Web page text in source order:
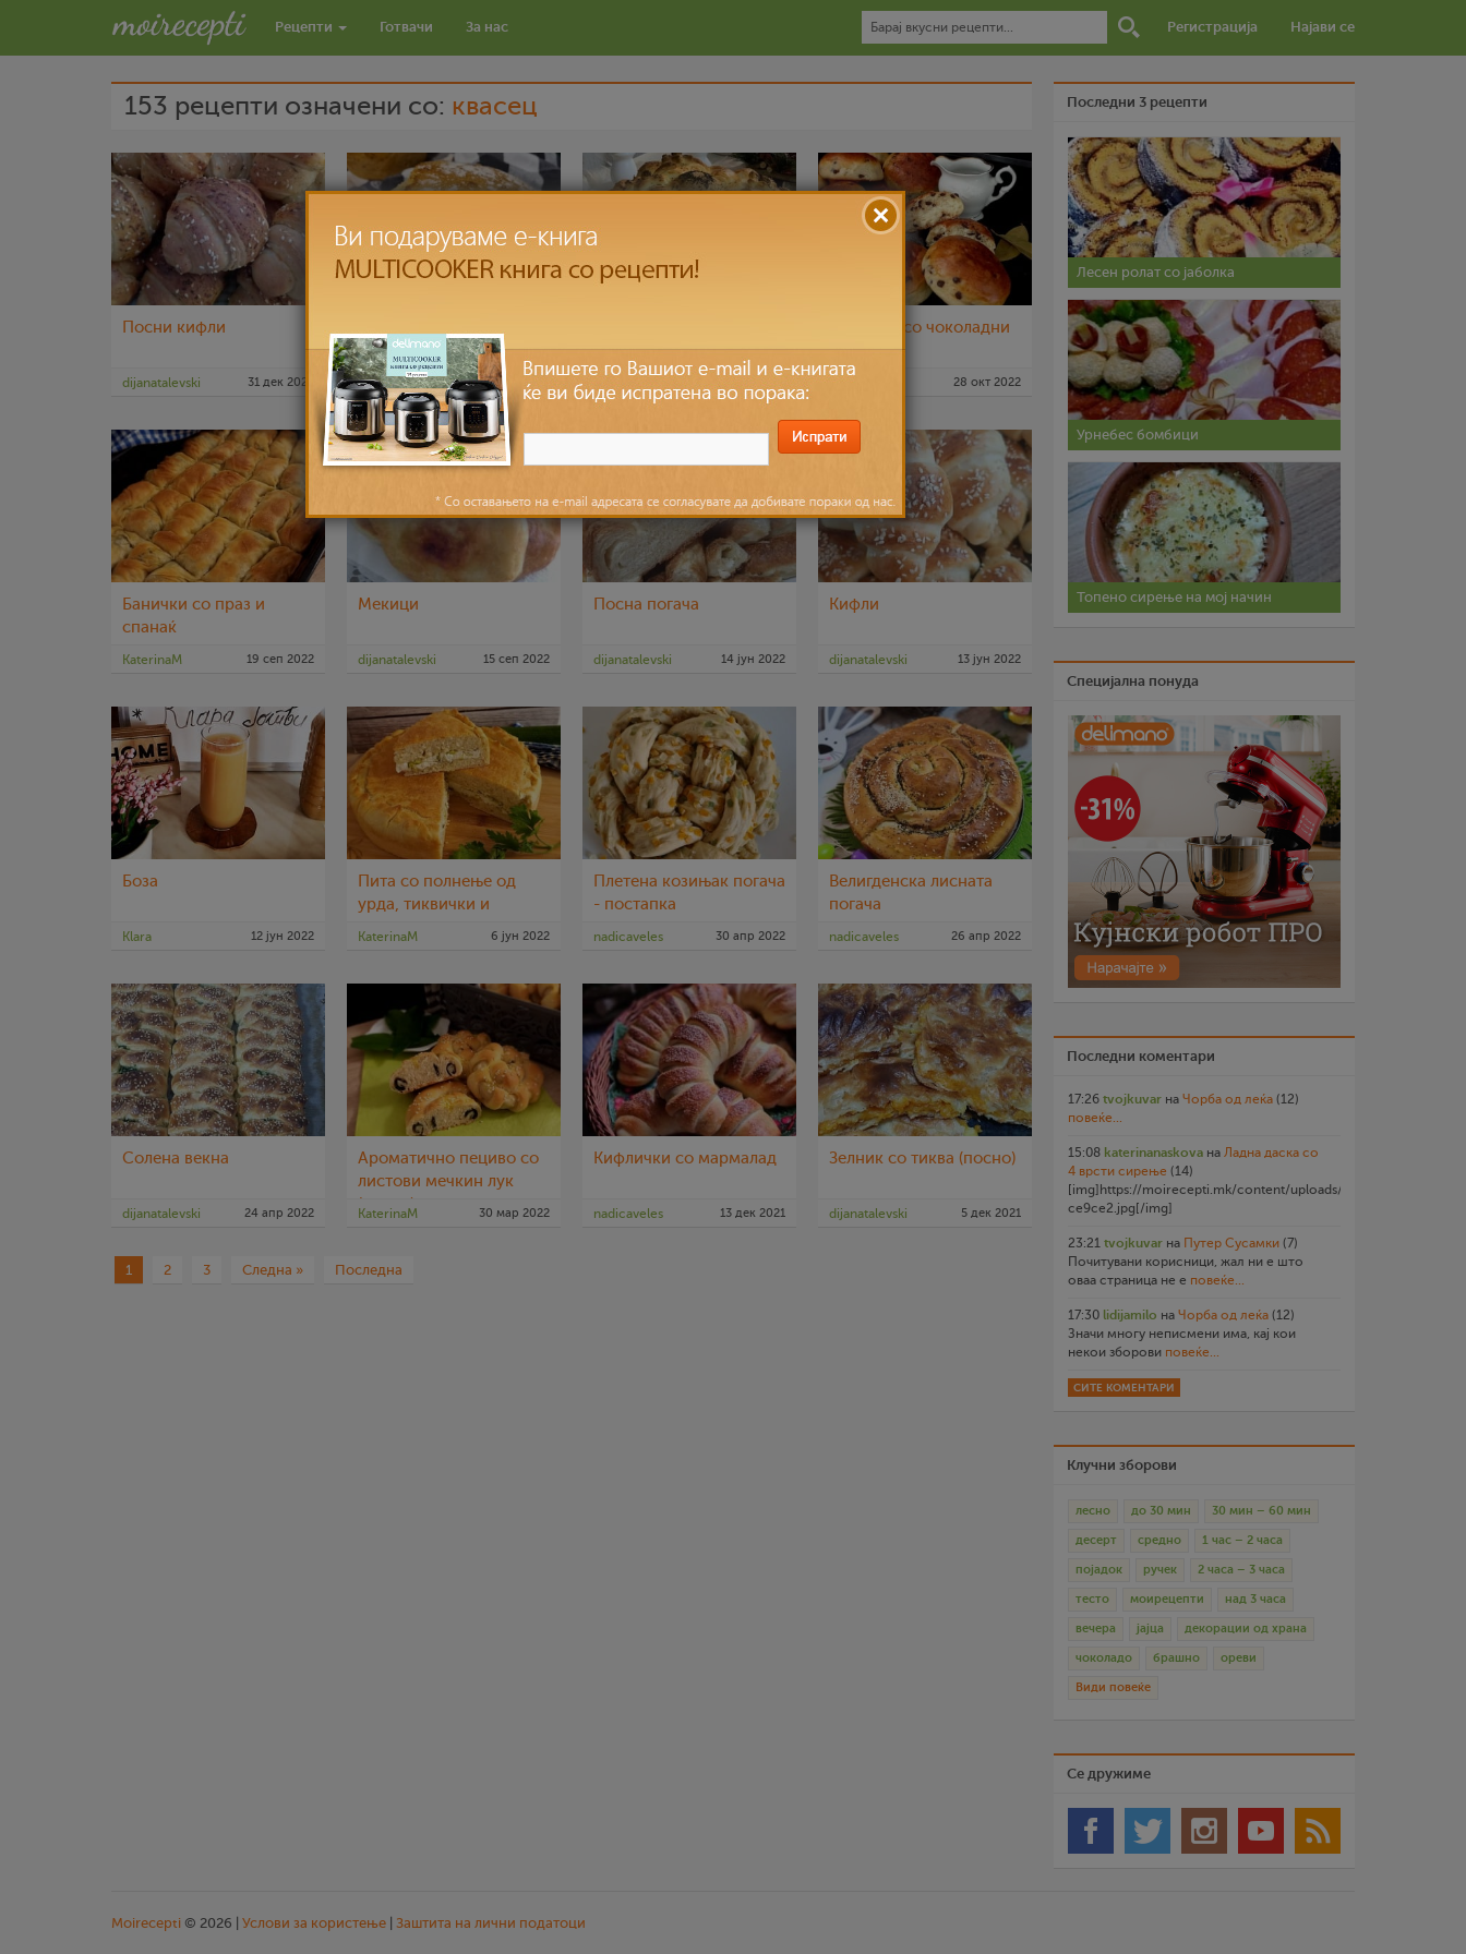
Рецепти Готвачи За нас Регистрација Најави се
153 рецепти означени со: квасец
Посни кифли
dijanatalevski 31 дек 2022
семки
nadicaveles 26 дек 2022 nadicaveles 25 ное 2022
Лепчиња со чоколадни
капки
28 окт 2022
Банички со праз и
спанаќ
KaterinaM 19 сеп 2022
Мекици
dijanatalevski 15 сеп 2022
Посна погача
dijanatalevski 14 јун 2022
Кифли
dijanatalevski 13 јун 2022
Боза
Klara 12 јун 2022
Пита со полнење од
урда, тиквички и
инчуни
KaterinaM 6 јун 2022
Плетена козињак погача
- постапка
nadicaveles 30 апр 2022
Велигденска лисната
погача
nadicaveles 26 апр 2022
Солена векна
dijanatalevski 24 апр 2022
Ароматично пециво со
листови мечкин лук
(посно)
KaterinaM 30 мар 2022
Кифлички со мармалад
nadicaveles 13 дек 2021
Зелник со тиква (посно)
dijanatalevski 5 дек 2021
1 2 3 Следна » Последна
Последни 3 рецепти
Лесен ролат со јаболка
Урнебес бомбици
Топено сирење на мој начин
Специјална понуда
Последни коментари
17:26 tvojkuvar на Чорба од леќа (12)
повеќе...
15:08 katerinanaskova на Ладна даска со
4 врсти сирење (14)
[img]https://moirecepti.mk/content/uploads/2026/07/
ce9ce2.jpg[/img]
23:21 tvojkuvar на Путер Сусамки (7)
Почитувани корисници, жал ни е што
оваа страница не е повеќе...
17:30 lidijamilo на Чорба од леќа (12)
Значи многу неписмени има, кај кои
некои зборови повеќе...
СИТЕ КОМЕНТАРИ
Клучни зборови
лесно до 30 мин 30 мин – 60 мин
десерт средно 1 час – 2 часа
појадок ручек 2 часа – 3 часа
тесто моирецепти над 3 часа
вечера јајца декорации од храна
чоколадо брашно ореви
Види повеќе
Се дружиме
Moirecepti © 2026 | Услови за користење Заштита на лични податоци